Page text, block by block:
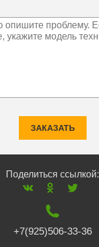
ЗАКАЗАТЬ
Поделиться ссылкой:
+7(925)506-33-36